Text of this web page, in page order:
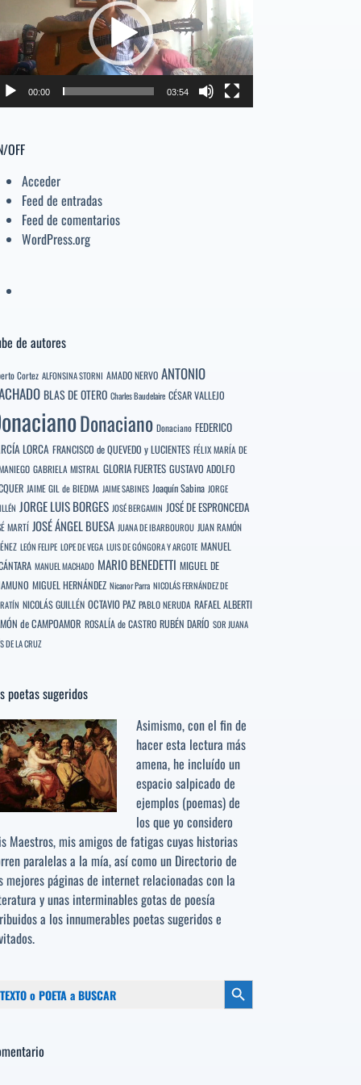
volumen.
00:00 03:54
OFF
Acceder
Feed de entradas
Feed de comentarios
WordPress.org
de autores
Cortez ALFONSINA STORNI AMADO NERVO ANTONIO
BLAS DE OTERO Charles Baudelaire CÉSAR VALLEJO
Donaciano Donaciano FEDERICO
LORCA FRANCISCO de QUEVEDO y LUCIENTES FÉLIX MARÍA DE
GABRIELA MISTRAL GLORIA FUERTES GUSTAVO ADOLFO
JAIME GIL de BIEDMA JAIME SABINES Joaquín Sabina JORGE
JORGE LUIS BORGES JOSÉ BERGAMIN JOSÉ DE ESPRONCEDA
MARTÍ JOSÉ ÁNGEL BUESA JUANA DE IBARBOUROU JUAN RAMÓN
LEÓN FELIPE LOPE DE VEGA LUIS DE GÓNGORA Y ARGOTE MANUEL
MANUEL MACHADO MARIO BENEDETTI MIGUEL DE
MIGUEL HERNÁNDEZ Nicanor Parra NICOLÁS FERNÁNDEZ DE
NICOLÁS GUILLÉN OCTAVIO PAZ PABLO NERUDA RAFAEL ALBERTI
de CAMPOAMOR ROSALÍA de CASTRO RUBÉN DARÍO SOR JUANA
DE LA CRUZ
poetas sugeridos
Asimismo, con el fin de
hacer esta lectura más
amena, he incluído un
espacio salpicado de
ejemplos (poemas) de
los que yo considero
Maestros, mis amigos de fatigas cuyas historias
paralelas a la mía, así como un Directorio de
mejores páginas de internet relacionadas con la
y unas interminables gotas de poesía
a los innumerables poetas sugeridose
Botón de búsqueda